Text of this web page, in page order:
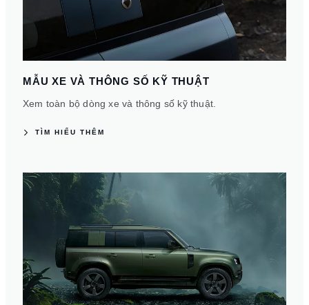
MẪU XE VÀ THÔNG SỐ KỸ THUẬT
Xem toàn bộ dòng xe và thông số kỹ thuật.
TÌM HIỂU THÊM